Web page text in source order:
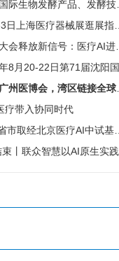
发酵产品、发酵技术装备博览会
海医疗器械展​逛展指南来了！
信号：医疗AI进入真实场景落地时代
22日第71届沈阳国际医疗器械展览会
会，湾区链接全球，创新驱动健康
疗带入协同时代
！国家数据要素综合试验区医疗数据流通利用专题现场会召开
智慧以AI原生实践赋能数智医院建设